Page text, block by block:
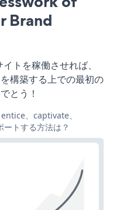
Brand
を稼働させれば、
構築する上での最初の
とう！
、captivate、
トする方法は？